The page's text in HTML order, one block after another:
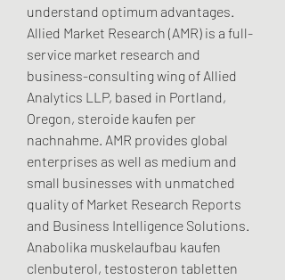
understand optimum advantages.
Allied Market Research (AMR) is a full-
service market research and
business-consulting wing of Allied
Analytics LLP, based in Portland,
Oregon, steroide kaufen per
nachnahme. AMR provides global
enterprises as well as medium and
small businesses with unmatched
quality of Market Research Reports
and Business Intelligence Solutions.
Anabolika muskelaufbau kaufen
clenbuterol, testosteron tabletten